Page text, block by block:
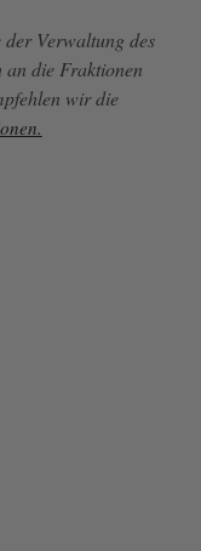
Verwaltung des
an die Fraktionen
wir die